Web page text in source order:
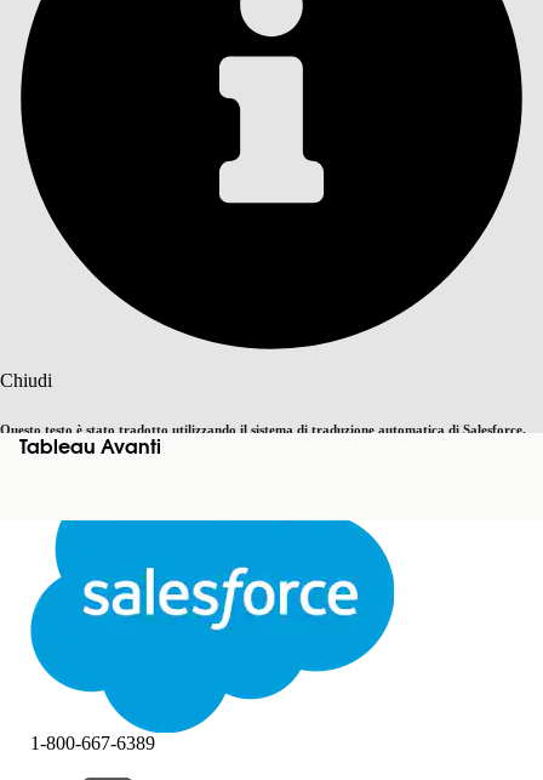
Chiudi
Questo testo è stato tradotto utilizzando il sistema di traduzione automatica di Salesforce.
Ulteriori dettagli sono disponibili
Chiudi Chiudi
Tableau Avanti
SOMMARIO
1-800-667-6389